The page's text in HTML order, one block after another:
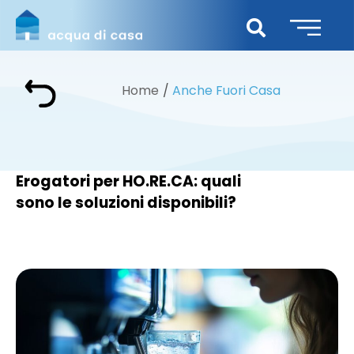
Home Anche Fuori Casa
Erogatori per HO.RE.CA: quali
sono le soluzioni disponibili?